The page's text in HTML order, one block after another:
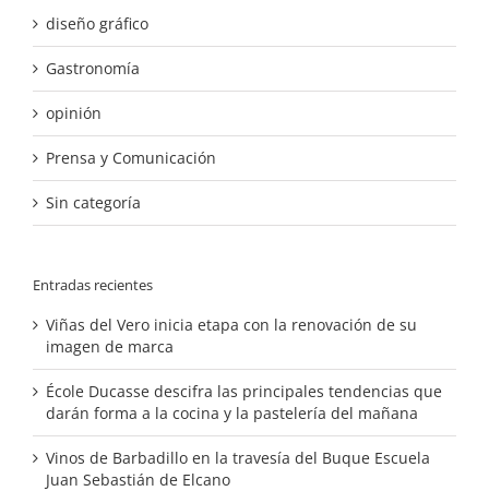
diseño gráfico
Gastronomía
opinión
Prensa y Comunicación
Sin categoría
Entradas recientes
Viñas del Vero inicia etapa con la renovación de su
imagen de marca
École Ducasse descifra las principales tendencias que
darán forma a la cocina y la pastelería del mañana
Vinos de Barbadillo en la travesía del Buque Escuela
Juan Sebastián de Elcano